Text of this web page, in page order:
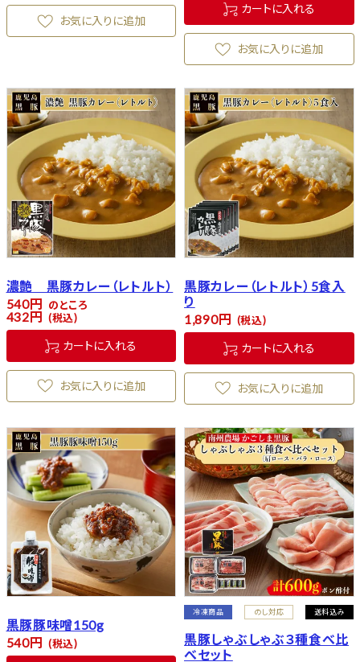
お気に入りに追加
カートに入れる
お気に入りに追加
濃艶 黒豚カレー（レトルト）
540 のところ
432 税込
カートに入れる
お気に入りに追加
黒豚カレー（レトルト）5食入
り
1,890 税込
カートに入れる
お気に入りに追加
黒豚豚味噌150g
540 税込
冷凍商品 のし対応 送料込み
黒豚しゃぶしゃぶ３種食べ比
べセット